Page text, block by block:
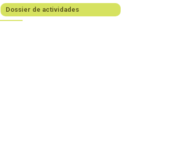
Dossier de actividades